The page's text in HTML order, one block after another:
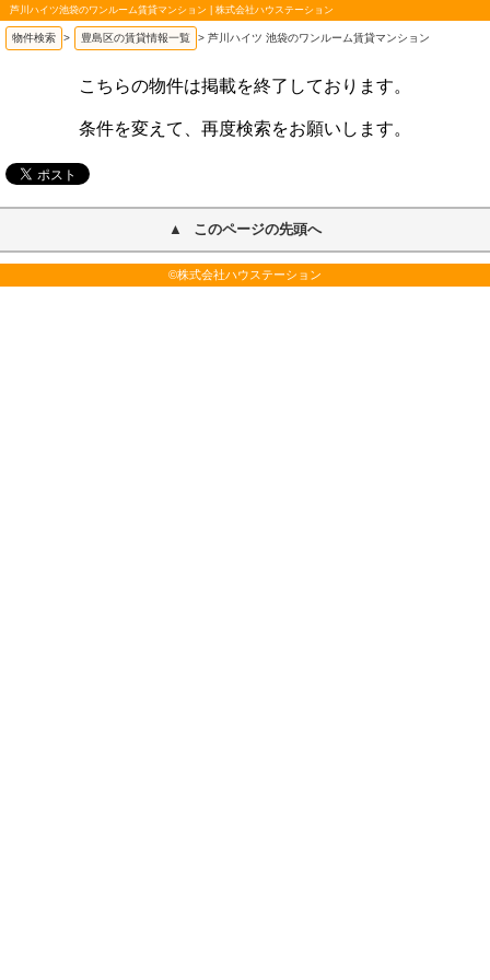
芦川ハイツ池袋のワンルーム賃貸マンション | 株式会社ハウステーション
物件検索 > 豊島区の賃貸情報一覧 > 芦川ハイツ 池袋のワンルーム賃貸マンション
こちらの物件は掲載を終了しております。
条件を変えて、再度検索をお願いします。
このページの先頭へ
©株式会社ハウステーション